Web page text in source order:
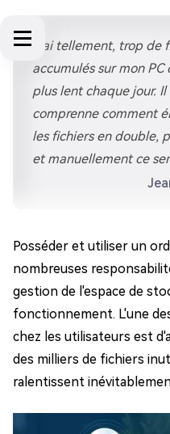
"J'ai tellement, trop de
accumulés sur mon
plus lent chaque jour.
comprenne comment
les fichiers en double,
et manuellement ce
Posséder et utiliser un
nombreuses
gestion de l'espace de
fonctionnement. L'une
chez les utilisateurs est
des milliers de fichiers
ralentissent